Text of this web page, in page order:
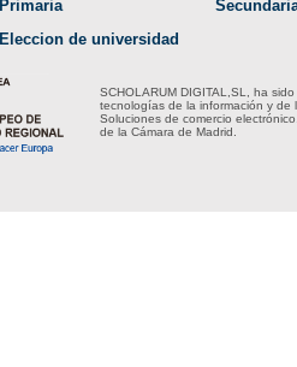
Primaria
Eleccion de universidad
SCHOLARUM DIGITAL,SL, ha
tecnologías de la información y de
Soluciones de comercio
de la Cámara de Madrid.